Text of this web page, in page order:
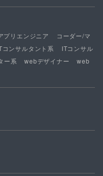
プリエンジニア
コーダー/マ
コンサルタント系
ITコンサル
ー系 webデザイナー web